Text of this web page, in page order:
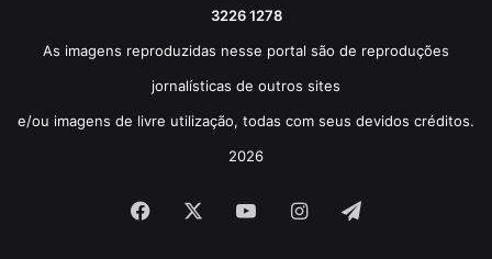
3226 1278
As imagens reproduzidas nesse portal são de reproduções
jornalísticas de outros sites
e/ou imagens de livre utilização, todas com seus devidos créditos.
2026
Facebook YouTubeInstagram